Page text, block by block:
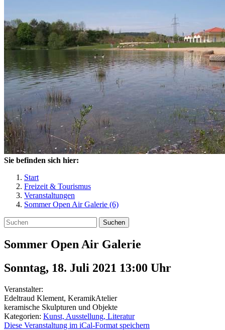
Sie befinden sich hier:
Start
Freizeit & Tourismus
Veranstaltungen
Sommer Open Air Galerie (6)
Suchen
Sommer Open Air Galerie
Sonntag, 18. Juli 2021 13:00 Uhr
Veranstalter:
Edeltraud Klement, KeramikAtelier
keramische Skulpturen und Objekte
Kategorien: Kunst, Ausstellung, Literatur
Diese Veranstaltung im iCal-Format speichern